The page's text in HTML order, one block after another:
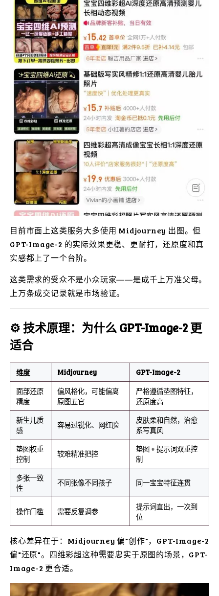
目前市面上这类服务大多使用 Midjourney 出图。但
GPT-Image-2 的实际效果更稳、更耐打，还原度和真
实感都上了一个台阶。
这类需求的受众不是小众玩家——是成千上万准父母。
上万条成交记录就是市场验证。
⚙️ 技术原理：为什么 GPT-Image-2 更
适合
维度 Midjourney
GPT-Image-2
面部还原
精度
偏风格化，可能偏离
原图五官
严格遵循垫图特征，
还原度高
新生儿质
感
容易过锐化、网红脸
皮肤柔和自然，治愈
系写真风
垫图权重
控制
较难精准把控
垫图 + 提示词双重控
制
多张一致
性
不同张像不同孩子 同一宝宝特征连贯
操作门槛 需要反复调参
提示词直出，一次到
位
核心差异在于：Midjourney 偏"创作"，GPT-Image-2
偏"还原"。四维彩超这种需要忠实于原图的场景，GPT-
Image-2 更合适。